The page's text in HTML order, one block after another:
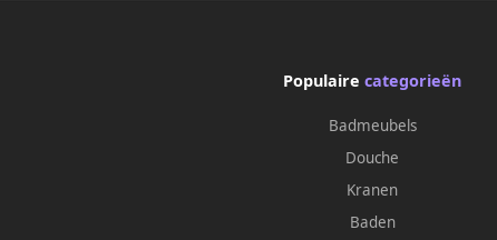
Populaire categorieën
Badmeubels
Douche
Kranen
Baden